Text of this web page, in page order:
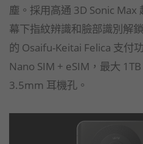
塵。採用高通 3D Sonic Max
幕下指紋辨識和臉部識別解
的 Osaifu-Keitai Felica 支付
Nano SIM + eSIM，最大
3.5mm 耳機孔。